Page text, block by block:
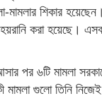
মামলার শিকার
করা হয়েছে।
পর ৬টি মামলা
মামলা গুলো তিনি